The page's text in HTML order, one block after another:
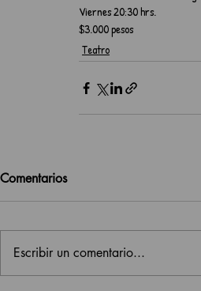
Viernes 20:30 hrs.
$3.000 pesos
Teatro
Comentarios
Escribir un comentario...